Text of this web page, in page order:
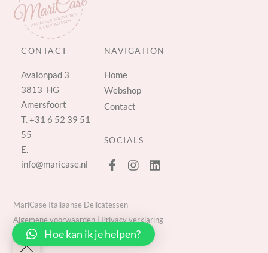
CONTACT
Avalonpad 3
3813 HG
Amersfoort
T.+31 6 52 39 51
55
E.
info@maricase.nl
NAVIGATION
Home
Webshop
Contact
SOCIALS
Back
MariCase Italiaanse Delicatessen
Algemene voorwaarden
Privacy verklaring
Hoe kan ik je helpen?